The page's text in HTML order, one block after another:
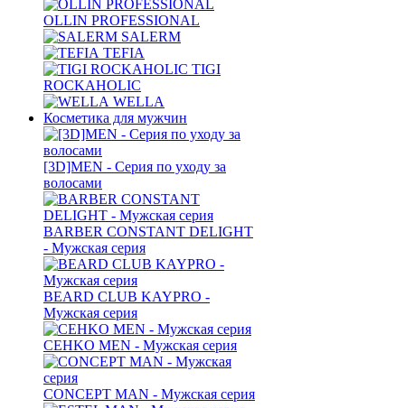
OLLIN PROFESSIONAL
SALERM
TEFIA
TIGI
ROCKAHOLIC
WELLA
Косметика для мужчин
[3D]MEN - Серия по уходу за
волосами
BARBER CONSTANT DELIGHT
- Мужская серия
BEARD CLUB KAYPRO -
Мужская серия
CEHKO MEN - Мужская серия
CONCEPT MAN - Мужская серия